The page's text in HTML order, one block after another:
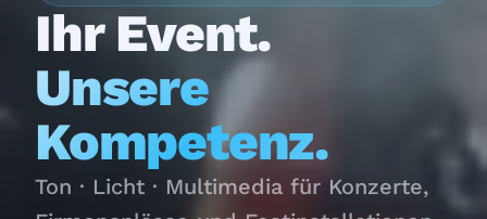
Ihr Event.
Unsere
Kompetenz.
Ton · Licht · Multimedia für Konzerte,